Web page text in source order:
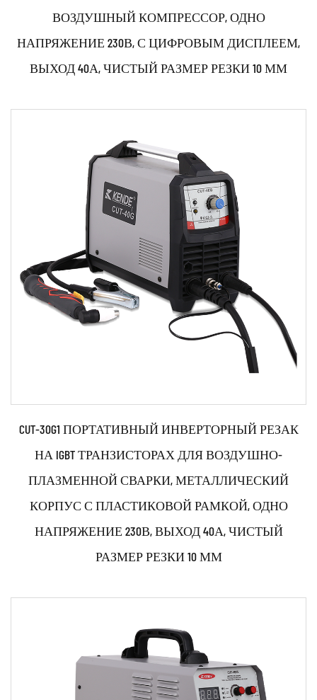
технологии, такие как инвертор IGBT, импульсный ...
ЧИТАТЬ ДАЛЕЕ
ВОЗДУШНЫЙ КОМПРЕССОР, ОДНО
НАПРЯЖЕНИЕ 230В, С ЦИФРОВЫМ ДИСПЛЕЕМ,
ВЫХОД 40А, ЧИСТЫЙ РАЗМЕР РЕЗКИ 10 ММ
передовую технологию управления инвертором.
●Продукция отно...
ЧИТАТЬ ДАЛЕЕ
CUT-30G1 ПОРТАТИВНЫЙ ИНВЕРТОРНЫЙ РЕЗАК
НА IGBT ТРАНЗИСТОРАХ ДЛЯ ВОЗДУШНО-
ПЛАЗМЕННОЙ СВАРКИ, МЕТАЛЛИЧЕСКИЙ
КОРПУС С ПЛАСТИКОВОЙ РАМКОЙ, ОДНО
НАПРЯЖЕНИЕ 230В, ВЫХОД 40А, ЧИСТЫЙ
РАЗМЕР РЕЗКИ 10 ММ